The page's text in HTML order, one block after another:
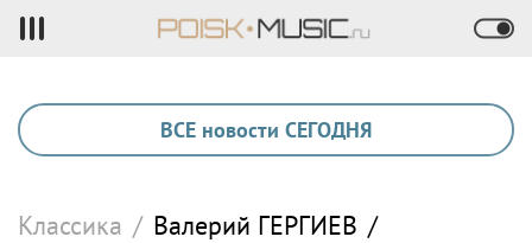
ВСЕ новости СЕГОДНЯ
Классика / Валерий ГЕРГИЕВ /